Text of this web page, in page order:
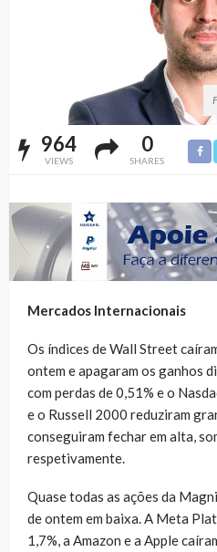
964
VIEWS
0
SHARES
Mercados Internacionais
Os índices de Wall Street
ontem e apagaram os ganhos
com perdas de 0,51% e o
e o Russell 2000 reduziram
conseguiram fechar em alta,
respetivamente.
Quase todas as ações da
de ontem em baixa. A Meta
1,7%, a Amazon e a Apple